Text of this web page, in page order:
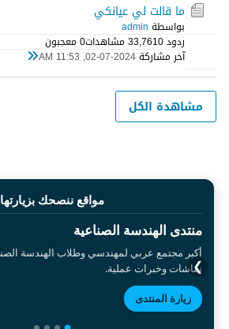
ما قالت لي عيانكي
بواسطة admin
ردود 0 33,761 مشاهدات
0 معجبون
آخر مشاركة02-07-2024, 11:53 AM
مشاهدة الكل
مواقع ننصحك بزيارتها
منتدى الهندسة الصناعية
أكبر مجتمع عربي لمهندسي وطلاب الهندسة
نقاشات وخبرات عملية.
زيارة المنتدى
❯